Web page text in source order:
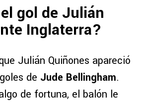
gol de Julián
Inglaterra?
Julián Quiñones apareció
de Jude Bellingham.
de fortuna, el balón le